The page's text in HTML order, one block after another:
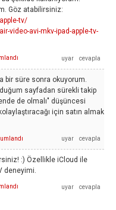
Göz atabilirsiniz:
tv/
video-avi-mkv-ipad-apple-tv-
bir süre sonra okuyorum.
sayfadan sürekli takip
de olmalı" düşüncesi
için satın almak
:) Özellikle iCloud ile
deneyimi.